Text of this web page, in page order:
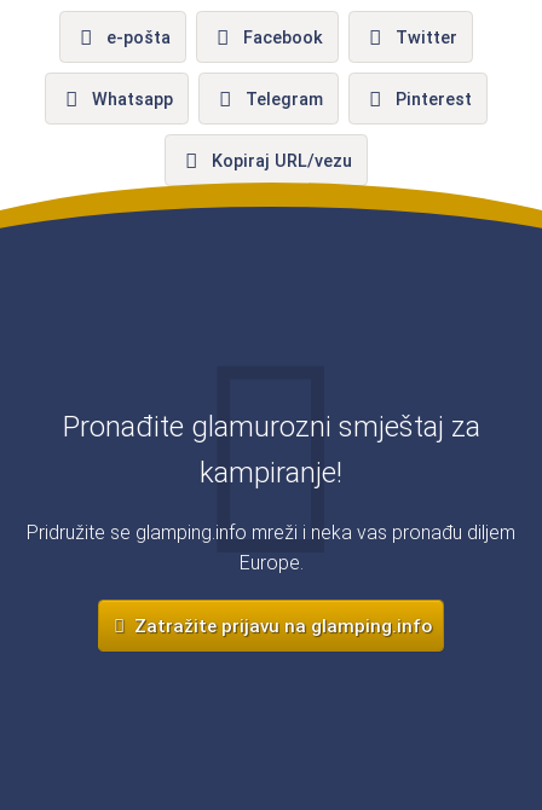
e-pošta Facebook Twitter
Whatsapp Telegram Pinterest
Kopiraj URL/vezu
Pronađite glamurozni smještaj za
kampiranje!
Pridružite se glamping.info mreži i neka vas pronađu diljem
Europe.
Zatražite prijavu na glamping.info